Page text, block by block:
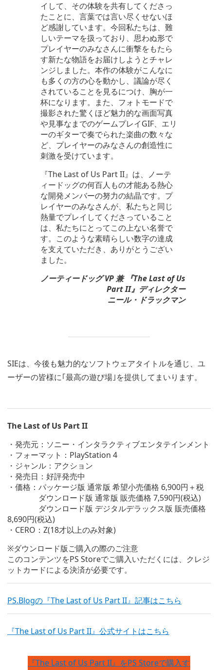
イして、その体験を共有してくださっ
たことに、言葉では言い尽くせないほ
ど感謝しています。今回私たちは、難
しいテーマを扱っており、思わぬ形で
プレイヤーのみなさんに衝撃をもたら
す新たな物語をお届けしようとチャレ
ンジしました。本作の体験がこんなに
も多くの方の心を動かし、議論が尽く
されていることを見るにつけ、胸が一
杯になります。また、フォトモードで
撮影された驚くほど魅力的な画面写真
や見事なまでのゲームプレイGIF、エリ
ーのギターで奏でられた楽曲の数々な
ど、プレイヤーのみなさんの創造性に
刺激を受けています。
『The Last of Us Part II』は、ノーテ
ィードッグの何百人もの才能ある熱心
な開発メンバーの努力の結晶です。プ
レイヤーのみなさんが、私たちと同じ
熱量でプレイしてくださっていること
は、私たちにとってこの上ない名誉で
す。このような素晴らしい数字の達成
を支えていただき、ありがとうござい
ました。
ノーティードッグ VP 兼 『The Last of Us
Part II』ディレクター
ニール・ドラックマン
SIEは、今後も魅力的なソフトウェアタイトルを通じ、ユ
ーザーの皆様に｢最高の遊び場｣を提供してまいります。
The Last of Us Part II
・発売元：ソニー・インタラクティブエンタテインメント
・フォーマット：PlayStation 4
・ジャンル：アクション
・発売日：好評発売中
・価格：パッケージ版 通常版 希望小売価格 6,900円＋税
ダウンロード版 通常版 販売価格 7,590円(税込)
ダウンロード版 デジタルデラックス版 販売価格
8,690円(税込)
・CERO：Z(18才以上のみ対象)
※ダウンロード版ご購入の際のご注意
このコンテンツをPS Storeでご購入いただくには、クレジ
ットカードによる決済が必要です。
PS.Blogの『The Last of Us Part II』記事はこちら
『The Last of Us Part II』公式サイトはこちら
『The Last of Us Part II』をPS Storeで購入す